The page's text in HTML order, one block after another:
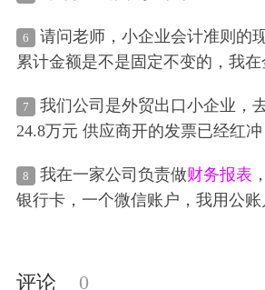
6
请问老师，小企业会计准则的
累计金额是不是固定不变的，我
将金蝶报表上的本期金额3078.61
报表里，税局报表的本年累计金
的本期金额129817.98，这样一来
本年累计金额是不一致的，是不是
现金流量表的本年累计金额，改成
7
我们公司是外贸出口小企业，
24.8万元 供应商开的发票已经红冲
抵扣勾选 但因为货源地不一致 无
证信息回退 供应商发票红冲了
8 我在一家公司负责做财务报表
银行卡，一个微信账户，我用公
评论 0